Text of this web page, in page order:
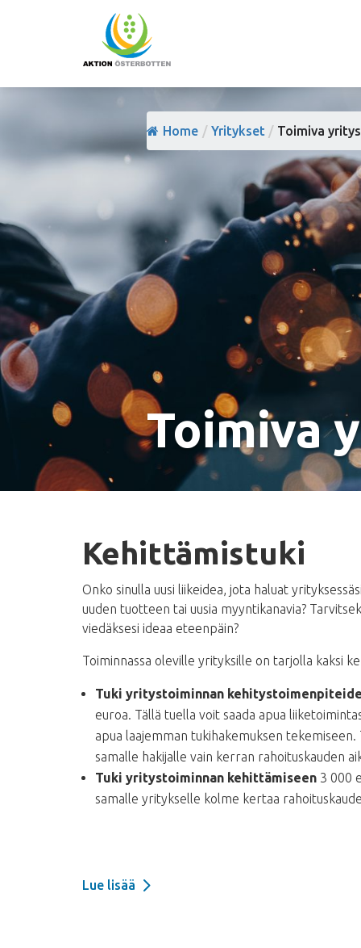
Home / Yritykset / Toimiva yritys
Toimiva
Kehittämistuki
Onko sinulla uusi liikeidea, jota haluat
uuden tuotteen tai uusia myyntikanavia?
viedäksesi ideaa eteenpäin?
Toiminnassa oleville yrityksille on tarjolla kaksi
Tuki yritystoiminnan
euroa. Tällä tuella voit saada apua
apua laajemman tukihakemuksen tekemiseen.
samalle hakijalle vain kerran rahoituskauden
Tuki yritystoiminnan kehittämiseen 3 000
samalle yritykselle kolme kertaa
Lue lisää